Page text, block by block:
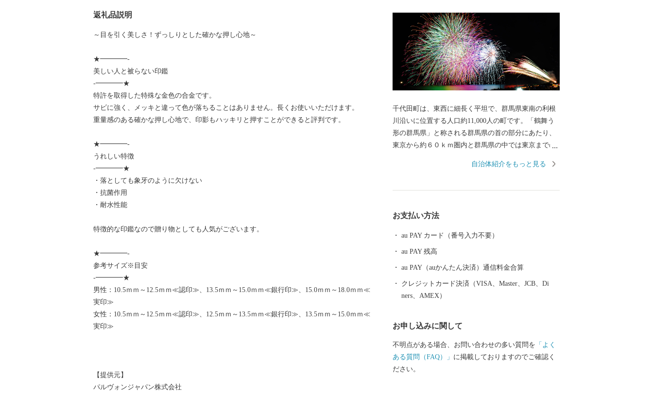
返礼品説明
～目を引く美しさ！ずっしりとした確かな押し心地～
★━━━━-
美しい人と被らない印鑑
-━━━━★
特許を取得した特殊な金色の合金です。
サビに強く、メッキと違って色が落ちることはありません。長くお使いいただけます。
重量感のある確かな押し心地で、印影もハッキリと押すことができると評判です。
★━━━━-
うれしい特徴
-━━━━★
・落としても象牙のように欠けない
・抗菌作用
・耐水性能
特徴的な印鑑なので贈り物としても人気がございます。
★━━━━-
参考サイズ※目安
-━━━━★
男性：10.5ｍｍ～12.5ｍｍ≪認印≫、13.5ｍｍ～15.0ｍｍ≪銀行印≫、15.0ｍｍ～18.0ｍｍ≪
実印≫
女性：10.5ｍｍ～12.5ｍｍ≪認印≫、12.5ｍｍ～13.5ｍｍ≪銀行印≫、13.5ｍｍ～15.0ｍｍ≪
実印≫
【提供元】
パルヴォンジャパン株式会社
千代田町は、東西に細長く平坦で、群馬県東南の利根
川沿いに位置する人口約11,000人の町です。「鶴舞う
形の群馬県」と称される群馬県の首の部分にあたり、
東京から約６０ｋｍ圏内と群馬県の中では東京までの
楽しめる他、全国でも珍しい「道路（県道）」である
ま方の温かい「応援（ふるさと納税）」をお待ちして
自治体紹介をもっと見る
お支払い方法
au PAY カード（番号入力不要）
au PAY 残高
au PAY（auかんたん決済）通信料金合算
クレジットカード決済（VISA、Master、JCB、Di
ners、AMEX）
お申し込みに関して
不明点がある場合、お問い合わせの多い質問を 「よく
ある質問（FAQ）」 に掲載しておりますのでご確認く
ださい。